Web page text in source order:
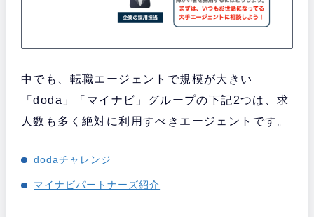
中でも、転職エージェントで規模が大きい
「doda」「マイナビ」グループの下記2つは、求
人数も多く絶対に利用すべきエージェントです。
dodaチャレンジ
マイナビパートナーズ紹介